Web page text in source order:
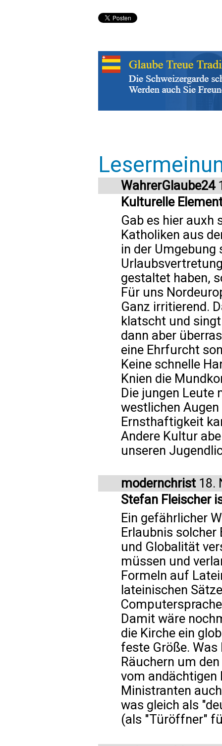
WahrerGlaube24
Kulturelle
Gab es hier auxh
Katholiken aus
in der Umgebung
gestaltet haben,
Für uns
Ganz irritierend.
klatscht und
dann aber
eine Ehrfurcht
Keine schnelle
Knien die
Die jungen Leute
westlichen
Ernsthaftigkeit
Andere Kultur
unseren
modernchrist18.
Stefan Fleischer
Ein gefährlicher
Erlaubnis solcher
und Globalität
müssen und
Formeln auf
lateinischen
Damit wäre
die Kirche ein
feste Größe.
Räuchern um
vom andächtigen
Ministranten
was gleich als
(als "Türöffner"